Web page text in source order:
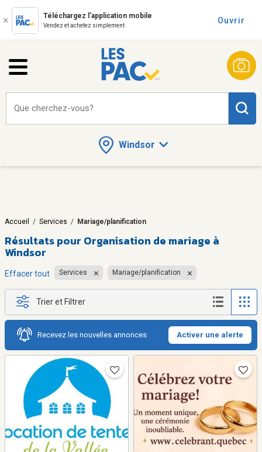
Téléchargez l'application mobile
Vendez et achetez simplement
Ouvrir
Windsor
Que cherchez-vous?
Accueil / Services / Mariage/planification
Résultats pour Organisation de mariage à
Windsor
Effacer tout Services Mariage/planification
Trier et Filtrer
Recevez les nouvelles annonces Activer une alerte